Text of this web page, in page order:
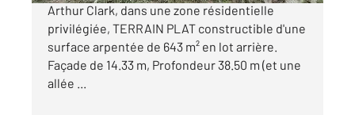
Arthur Clark, dans une zone résidentielle
privilégiée, TERRAIN PLAT constructible d'une
surface arpentée de 643 m² en lot arrière.
Façade de 14.33 m, Profondeur 38.50 m (et une
allée ...